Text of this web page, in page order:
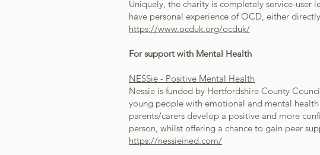
Uniquely, the charity is completely service-user
have personal experience of OCD, either
https://www.ocduk.org/ocduk/
For support with Mental Health
NESSie - Positive Mental Health
Nessie is funded by Hertfordshire County
young people with emotional and mental
parents/carers develop a positive and more
person, whilst offering a chance to gain peer
https://nessieined.com/